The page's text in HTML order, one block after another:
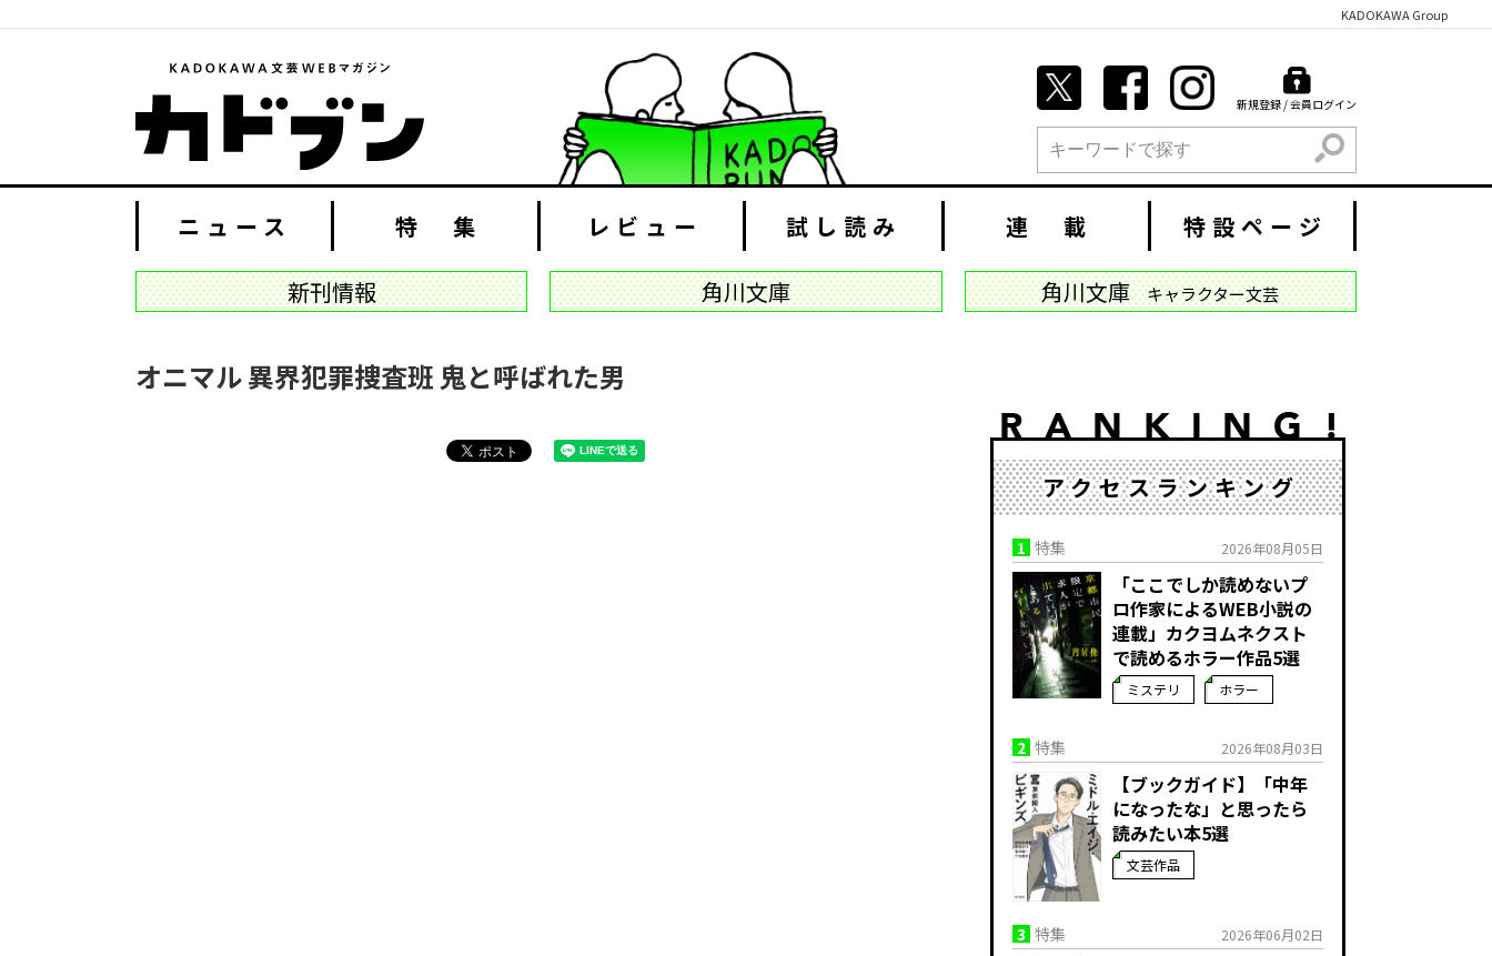
KADOKAWA Group
新規登録 / 会員ログイン
検索
ニュース 特 集 レビュー 試し読み 連 載 特設ページ
新刊情報 角川文庫 角川文庫 キャラクター文芸
オニマル 異界犯罪捜査班 鬼と呼ばれた男
アクセスランキング
1 特集 2026年08月05日
「ここでしか読めないプ
ロ作家によるWEB小説の
連載」――カクヨムネクスト
で読めるホラー作品5選
ミステリ ホラー
2 特集 2026年08月03日
【ブックガイド】「中年
になったな」と思ったら
読みたい本5選
文芸作品
3 特集 2026年06月02日